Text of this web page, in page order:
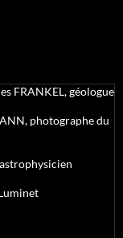
FRANKEL, géologue
photographe du